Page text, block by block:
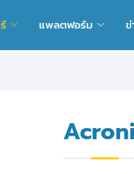
แพลตฟอร์ม